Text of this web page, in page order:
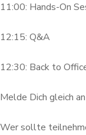
11:00: Hands-On
12:15: Q&A
12:30: Back to
Melde Dich gleich
Wer sollte